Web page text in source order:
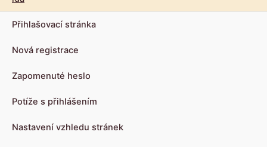
Přihlašovací stránka
Nová registrace
Zapomenuté heslo
Potíže s přihlášením
Nastavení vzhledu stránek